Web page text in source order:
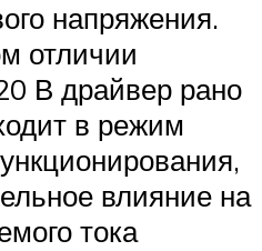
напряжения.
отличии
В драйвер рано
в режим
влияние на
тока